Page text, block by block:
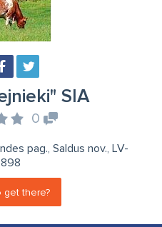
SIA
0
pag., Saldus nov., LV-
get there?